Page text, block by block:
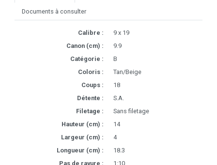
Documents à consulter
Calibre :
9 x 19
Canon (cm) :
9.9
Catégorie :
B
Coloris :
Tan/Beige
Coups :
18
Détente :
S.A.
Filetage :
Sans filetage
Hauteur (cm) :
14
Largeur (cm) :
4
Longueur (cm) :
18.3
Pas de rayure :
1:10